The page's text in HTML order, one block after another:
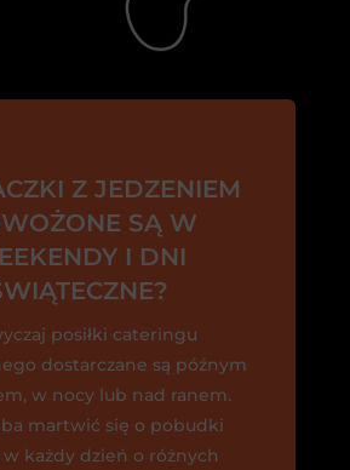
Z JEDZENIEM
SĄ W
I DNI
posiłki cateringu
dostarczane są późnym
w nocy lub nad ranem.
martwić się o pobudki
każdy dzień o różnych